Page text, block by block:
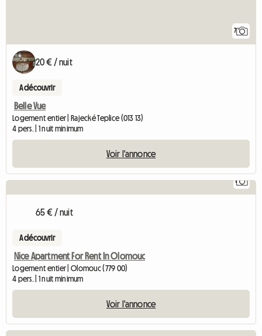
7
20 € / nuit
A découvrir
Belle Vue
Logement entier | Rajecké Teplice (013 13)
4 pers. | 1 nuit minimum
Voir l'annonce
1
65 € / nuit
A découvrir
Nice Apartment For Rent In Olomouc
Logement entier | Olomouc (779 00)
4 pers. | 1 nuit minimum
Voir l'annonce